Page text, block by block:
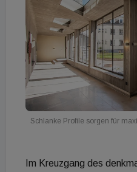
Schlanke Profile sorgen für
Im Kreuzgang des